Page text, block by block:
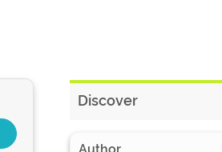
Discover
Author